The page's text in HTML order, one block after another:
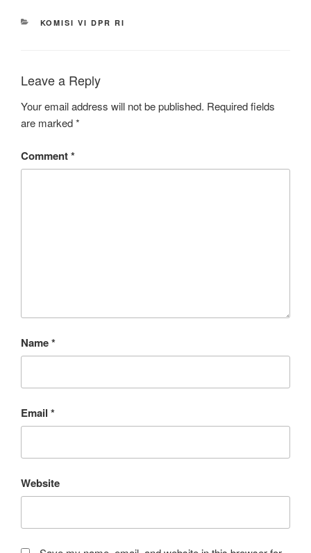
CATEGORIES
KOMISI VI DPR RI
Leave a Reply
Your email address will not be published. Required fields
are marked*
Comment*
Name*
Email *
Website